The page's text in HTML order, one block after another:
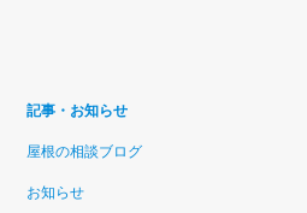
記事・お知らせ
屋根の相談ブログ
お知らせ